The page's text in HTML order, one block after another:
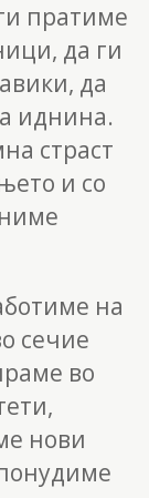
пратиме
да ги
да
иднина.
страст
и со
на
сечие
во
нови